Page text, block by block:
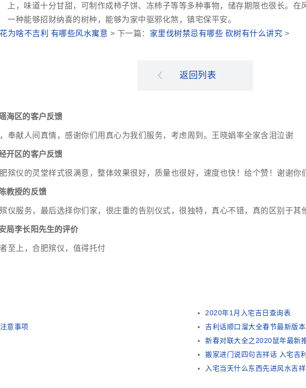
上，味道十分甘甜，可制作成柿子饼、冻柿子等等多种事物，储存期限也很长。在
一种能够招财纳喜的树种，能够为家中驱邪化煞，镇宅保平安。
为啥不吉利 有哪些风水寓意 > 下一篇： 家里伐树禁忌有哪些 砍树有什么讲究 >
返回列表
海区的客户反馈
奉献人间真情，感谢你们用真心为我们服务，考虑周到。王晓娟率全家含泪泣谢
开区的客户反馈
殡仪的灵堂样式很满意，整体效果很好，质量也很好，速度也快！给个赞！谢谢你
教授的反馈
仪服务，最后选择你们家，很庄重的告别仪式，很独特，真心不错，真的区别于其
局李长阳先生的评价
至上，合肥殡仪，值得托付
2020年1月入宅吉日查询表
意事项
吉利话顺口溜大全春节最新版本
新春对联大全之2020鼠年最新
搬家进门说四句吉祥话 入宅吉
入宅当天什么东西先进风水吉祥